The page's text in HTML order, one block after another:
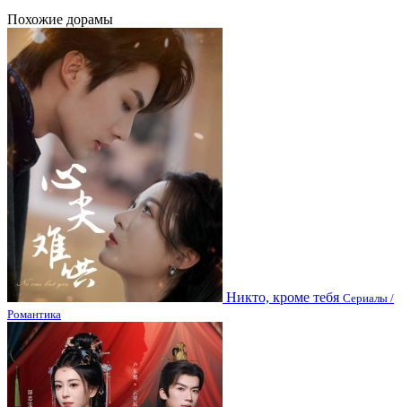
Похожие дорамы
Никто, кроме тебя Сериалы /
Романтика